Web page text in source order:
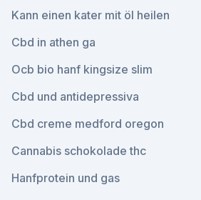
Kann einen kater mit öl heilen
Cbd in athen ga
Ocb bio hanf kingsize slim
Cbd und antidepressiva
Cbd creme medford oregon
Cannabis schokolade thc
Hanfprotein und gas